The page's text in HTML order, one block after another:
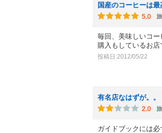
国産のコーヒーは最
5.0
毎回、美味しいコ
購入もしているお
投稿日:2012/05/22
有名店なはずが。。
2.0
ガイドブックには